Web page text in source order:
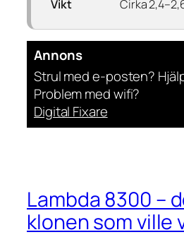
Vikt Cirka
Annons
Strul med e-posten?
Problem med wifi?
Digital Fixare
Lambda 8300 –
klonen som ville